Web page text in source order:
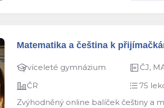
Matematika a čeština k
víceleté gymnázium ČJ,
ČR
75
Zvýhodněný online balíček češtiny a